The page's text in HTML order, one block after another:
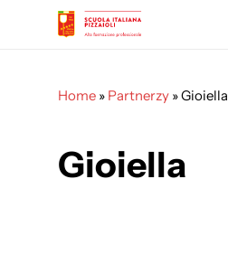
Home » Partnerzy »Gioiella
Gioiella